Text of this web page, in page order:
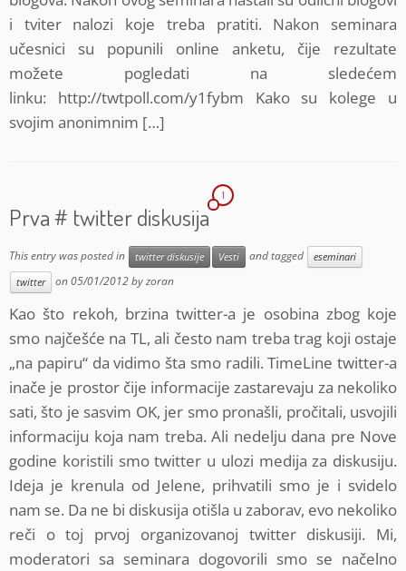
i tviter nalozi koje treba pratiti. Nakon seminara
učesnici su popunili online anketu, čije rezultate
možete pogledati na sledećem
linku: http://twtpoll.com/y1fybm Kako su kolege u
svojim anonimnim […]
Prva # twitter diskusija
1
This entry was posted in twitter diskusije Vesti and tagged
eseminari
twitter
on05/01/2012byzoran
Kao što rekoh, brzina twitter-a je osobina zbog koje
smo najčešće na TL, ali često nam treba trag koji ostaje
„na papiru“ da vidimo šta smo radili. TimeLine twitter-a
inače je prostor čije informacije zastarevaju za nekoliko
sati, što je sasvim OK, jer smo pronašli, pročitali, usvojili
informaciju koja nam treba. Ali nedelju dana pre Nove
godine koristili smo twitter u ulozi medija za diskusiju.
Ideja je krenula od Jelene, prihvatili smo je i svidelo
nam se. Da ne bi diskusija otišla u zaborav, evo nekoliko
reči o toj prvoj organizovanoj twitter diskusiji. Mi,
moderatori sa seminara dogovorili smo se načelno